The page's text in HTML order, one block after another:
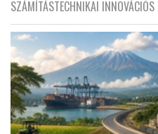
SZÁMÍTÁSTECHNIKAI